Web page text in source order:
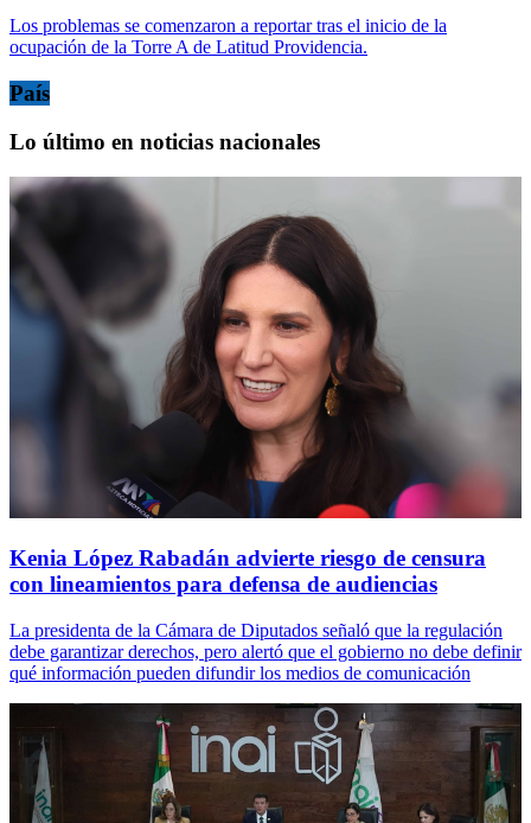
Los problemas se comenzaron a reportar tras el inicio de la
ocupación de la Torre A de Latitud Providencia.
País
Lo último en noticias nacionales
Kenia López Rabadán advierte riesgo de censura
con lineamientos para defensa de audiencias
La presidenta de la Cámara de Diputados señaló que la regulación
debe garantizar derechos, pero alertó que el gobierno no debe definir
qué información pueden difundir los medios de comunicación